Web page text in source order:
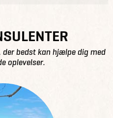
bedst kan hjælpe dig med
oplevelser.